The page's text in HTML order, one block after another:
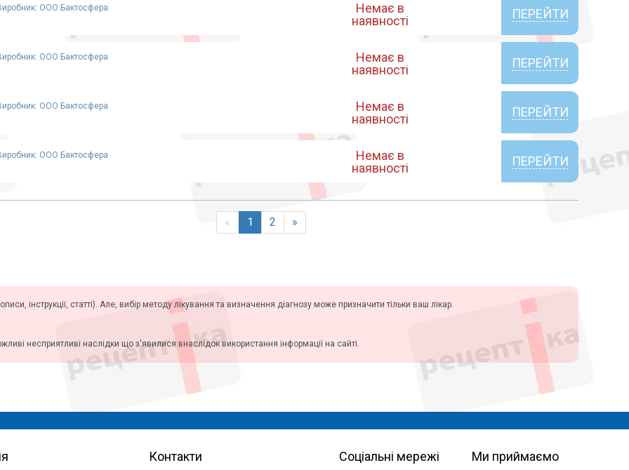
ООО Бактосфера
Немає в
наявності
ПЕРЕЙТИ
ООО Бактосфера
Немає в
наявності
ПЕРЕЙТИ
ООО Бактосфера
Немає в
наявності
ПЕРЕЙТИ
ООО Бактосфера
Немає в
наявності
ПЕРЕЙТИ
« 1 2 »
інструкції, статті). Але, вибір методу лікування та визначення діагнозу може призначити тільки ваш лікар.
несприятливі наслідки що з'явилися внаслідок використання інформації на сайті.
Контакти Соціальні мережі Ми приймаємо